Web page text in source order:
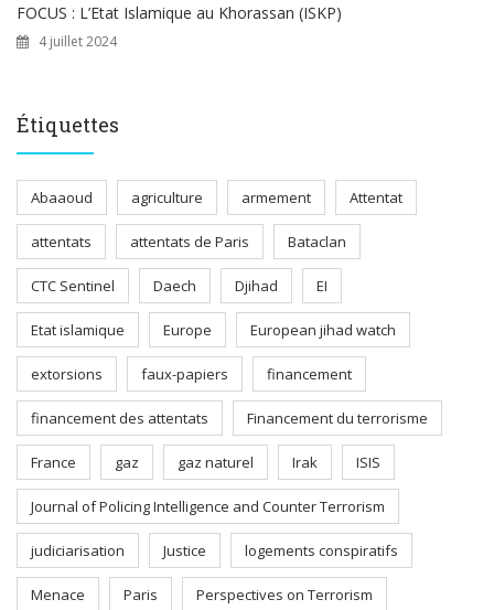
FOCUS : L’Etat Islamique au Khorassan (ISKP)
4 juillet 2024
Étiquettes
Abaaoud agriculture armement Attentat
attentats attentats de Paris Bataclan
CTC Sentinel Daech Djihad EI
Etat islamique Europe European jihad watch
extorsions faux-papiers financement
financement des attentats Financement du terrorisme
France gaz gaz naturel Irak ISIS
Journal of Policing Intelligence and Counter Terrorism
judiciarisation Justice logements conspiratifs
Menace Paris Perspectives on Terrorism